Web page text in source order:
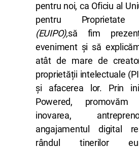
pentru noi, ca Oficiu al
pentru Proprietate
(EUIPO),să fim
eveniment și să
atât de mare de
proprietății intelectuale
și afacerea lor. Prin
Powered, promovăm
inovarea,
angajamentul digital
rândul tinerilor